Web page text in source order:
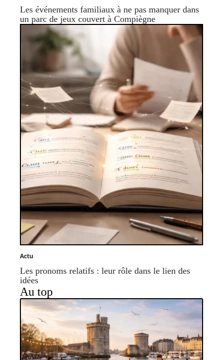
Les événements familiaux à ne pas manquer dans
un parc de jeux couvert à Compiègne
Actu
Les pronoms relatifs : leur rôle dans le lien des
idées
Au top